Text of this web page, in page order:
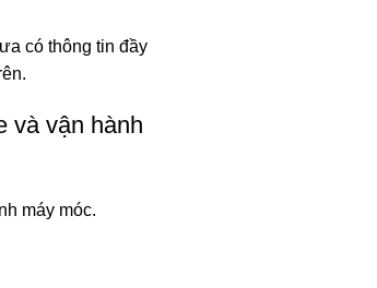
có thông tin đầy
và vận hành
máy móc.